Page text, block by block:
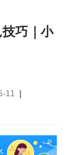
技巧｜小
11